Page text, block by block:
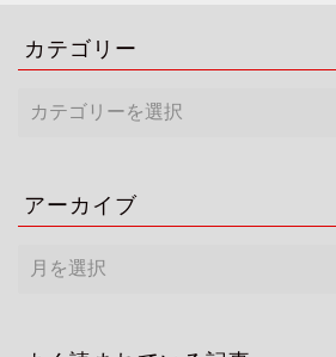
カテゴリー
アーカイブ
ー